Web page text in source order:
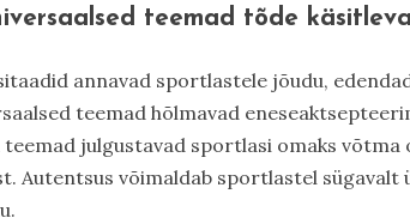
teemad tõde
annavad sportlastele jõudu,
teemad hõlmavad
julgustavad sportlasi omaks
Autentsus võimaldab sportlastel sügavalt